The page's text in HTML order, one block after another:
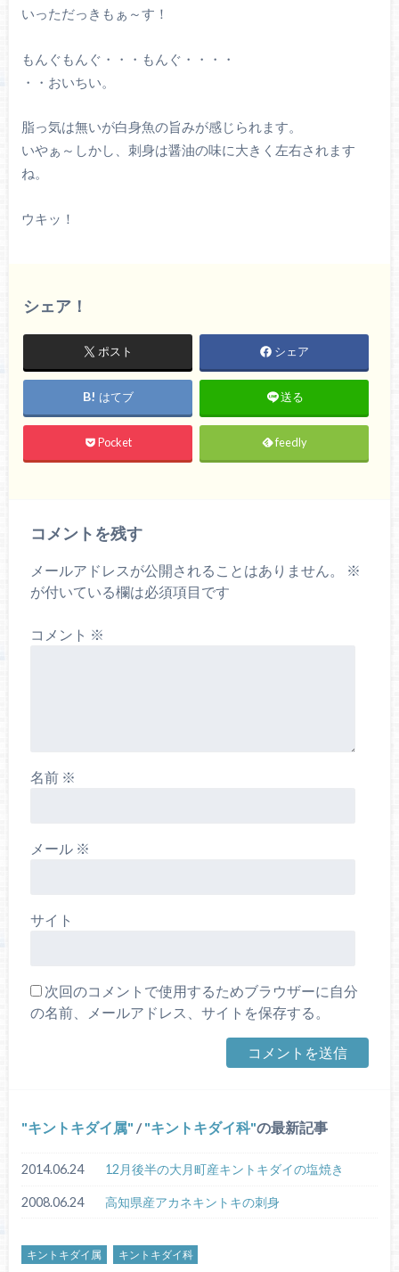
いっただっきもぁ～す！
もんぐもんぐ・・・もんぐ・・・・
・・おいちい。
脂っ気は無いが白身魚の旨みが感じられます。
いやぁ～しかし、刺身は醤油の味に大きく左右されます
ね。
ウキッ！
シェア！
ポスト シェア
はてブ 送る
Pocket feedly
コメントを残す
メールアドレスが公開されることはありません。
※
が付いている欄は必須項目です
コメント ※
名前 ※
メール ※
サイト
次回のコメントで使用するためブラウザーに自分
の名前、メールアドレス、サイトを保存する。
キントキダイ属 / キントキダイ科 の最新記事
2014.06.24 12月後半の大月町産キントキダイの塩焼き
2008.06.24 高知県産アカネキントキの刺身
キントキダイ属 キントキダイ科